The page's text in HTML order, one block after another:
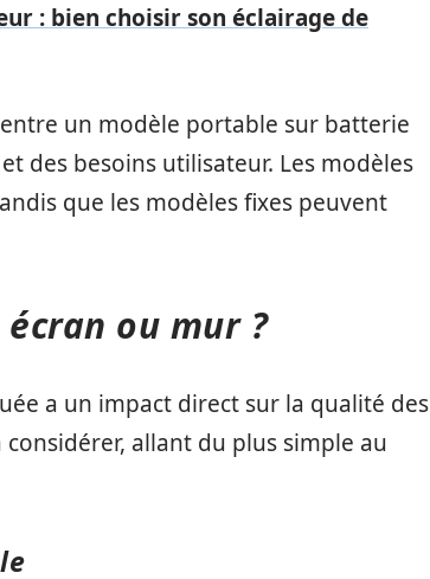
: bien choisir son éclairage de
un modèle portable sur batterie
des besoins utilisateur. Les modèles
que les modèles fixes peuvent
ou mur ?
a un impact direct sur la qualité des
allant du plus simple au